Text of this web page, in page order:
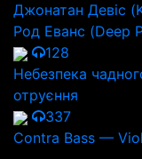
Джонатан Девіс
Род Еванс (Deep
128
Небезпека
отруєння
337
Contra Bass —